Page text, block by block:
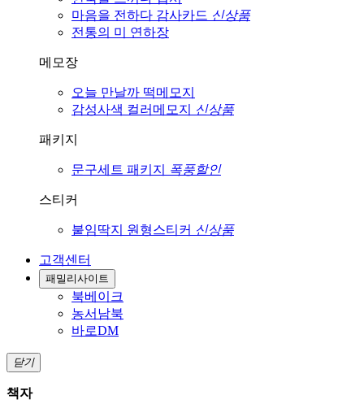
마음을 전하다 감사카드 신상품
전통의 미
연하장
메모장
오늘 만날까 떡메모지
감성사색 컬러메모지 신상품
패키지
문구세트 패키지 폭풍할인
스티커
붙임딱지 원형스티커 신상품
고객센터
패밀리사이트
북베이크
농서남북
바로DM
닫기
책자